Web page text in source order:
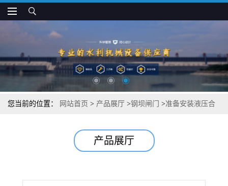
您当前的位置： 网站首页 > 产品展厅 >钢坝闸门 >准备安装液压合
产品展厅